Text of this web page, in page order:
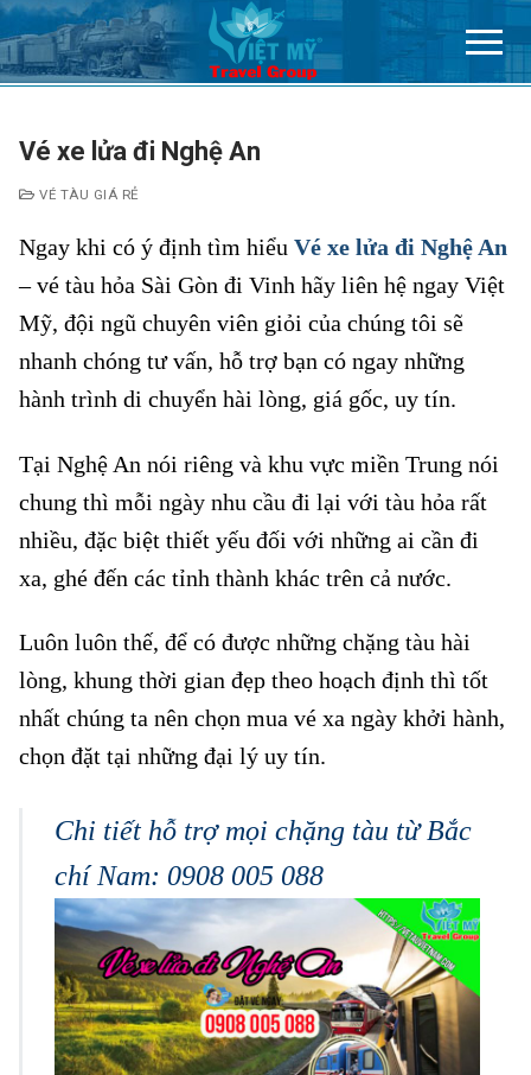
Chuyển
đến
nội
Vé xe lửa đi Nghệ An
VÉ TÀU GIÁ RẺ
Ngay khi có ý định tìm hiểu Vé xe lửa đi Nghệ An
– vé tàu hỏa Sài Gòn đi Vinh hãy liên hệ ngay Việt
Mỹ, đội ngũ chuyên viên giỏi của chúng tôi sẽ
nhanh chóng tư vấn, hỗ trợ bạn có ngay những
hành trình di chuyển hài lòng, giá gốc, uy tín.
Tại Nghệ An nói riêng và khu vực miền Trung nói
chung thì mỗi ngày nhu cầu đi lại với tàu hỏa rất
nhiều, đặc biệt thiết yếu đối với những ai cần đi
xa, ghé đến các tỉnh thành khác trên cả nước.
Luôn luôn thế, để có được những chặng tàu hài
lòng, khung thời gian đẹp theo hoạch định thì tốt
nhất chúng ta nên chọn mua vé xa ngày khởi hành,
chọn đặt tại những đại lý uy tín.
Chi tiết hỗ trợ mọi chặng tàu từ Bắc
chí Nam: 0908 005 088